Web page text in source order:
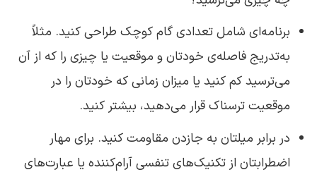
برنامه‌ای شامل تعدادی گام‌ کوچک طراحی کنید. مثلاً
به‌تدریج فاصله‌ی خودتان و موقعیت یا چیزی را که از آن
می‌ترسید کم کنید یا میزان زمانی که خودتان را در
موقعیت ترسناک قرار می‌دهید، بیشتر کنید.
در برابر میلتان به جازدن مقاومت کنید. برای مهار
اضطرابتان از تکنیک‌های تنفسی آرام‌کننده یا عبارت‌های